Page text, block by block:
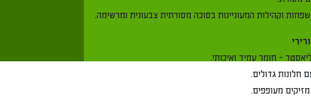
וקהילות המעוניינות בסוכה מסורתית צבעונית ומרשימה.
חלונות גדולים.
מעופפים.